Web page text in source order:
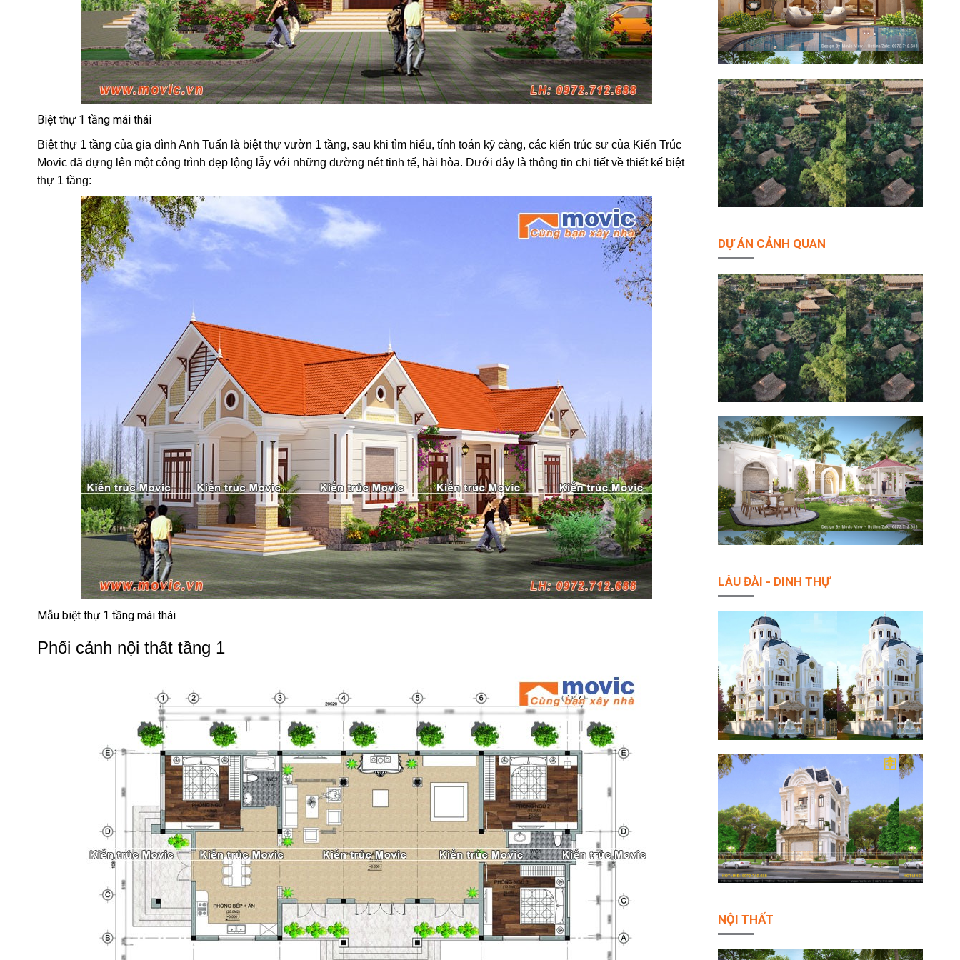
Biệt thự 1 tầng mái thái
Biệt thự 1 tầng của gia đình Anh Tuấn là biệt thự vườn 1 tầng, sau khi tìm hiểu, tính toán kỹ càng, các kiến trúc sư của Kiến Trúc
Movic đã dựng lên một công trình đẹp lộng lẫy với những đường nét tinh tế, hài hòa. Dưới đây là thông tin chi tiết về thiết kế biệt
thự 1 tầng:
Mẫu biệt thự 1 tầng mái thái
Phối cảnh nội thất tầng 1
DỰ ÁN CẢNH QUAN
LÂU ĐÀI - DINH THỰ
NỘI THẤT